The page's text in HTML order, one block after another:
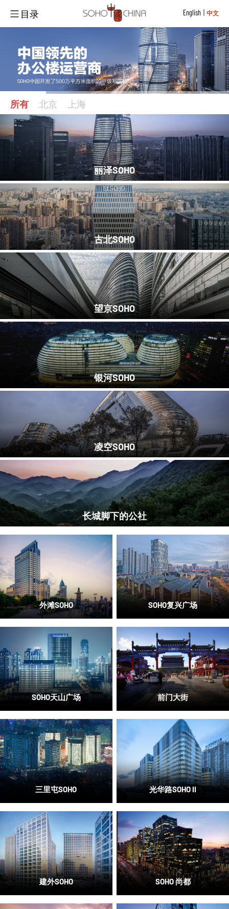
目录 English 中文
所有 北京 上海
丽泽SOHO
古北SOHO
望京SOHO
银河SOHO
凌空SOHO
长城脚下的公社
外滩SOHO SOHO复兴广场
SOHO天山广场 前门大街
三里屯SOHO 光华路SOHO II
建外SOHO SOHO 尚都